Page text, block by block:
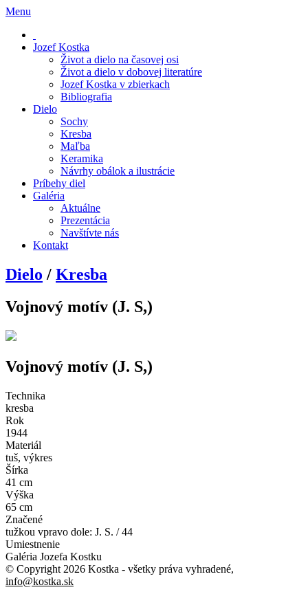
Menu
Jozef Kostka
Život a dielo na časovej osi
Život a dielo v dobovej literatúre
Jozef Kostka v zbierkach
Bibliografia
Dielo
Sochy
Kresba
Maľba
Keramika
Návrhy obálok a ilustrácie
Príbehy diel
Galéria
Aktuálne
Prezentácia
Navštívte nás
Kontakt
Dielo / Kresba
Vojnový motív (J. S,)
Vojnový motív (J. S,)
Technika
kresba
Rok
1944
Materiál
tuš, výkres
Šírka
41 cm
Výška
65 cm
Značené
tužkou vpravo dole: J. S. / 44
Umiestnenie
Galéria Jozefa Kostku
© Copyright 2026 Kostka - všetky práva vyhradené,
info@kostka.sk